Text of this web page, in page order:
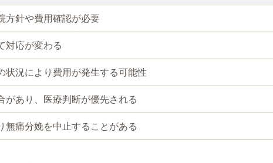
方針や費用確認が必要
対応が変わる
状況により費用が発生する可能性
があり、医療判断が優先される
無痛分娩を中止することがある